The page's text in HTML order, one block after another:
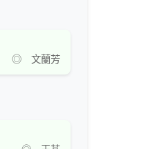
◎ 文蘭芳